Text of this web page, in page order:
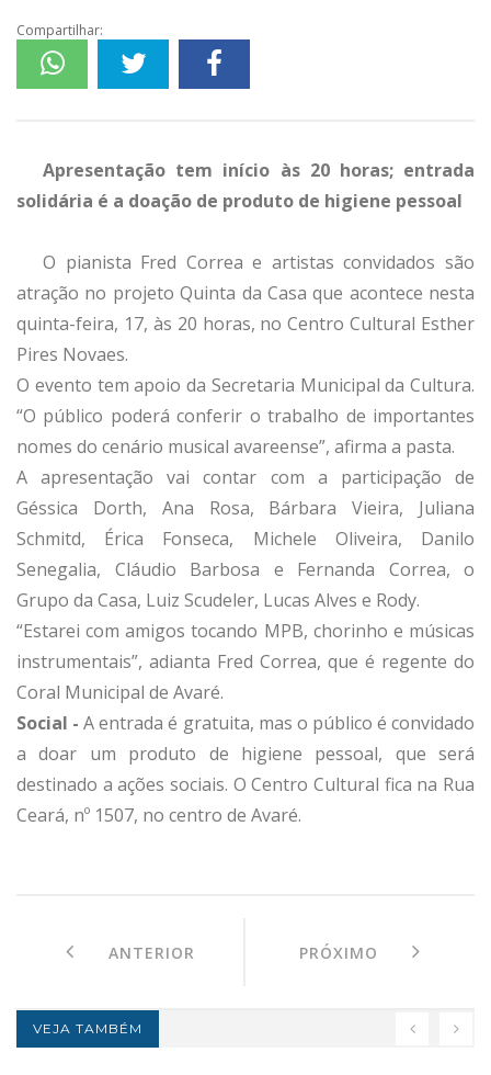
Compartilhar:
Apresentação tem início às 20 horas; entrada
solidária é a doação de produto de higiene pessoal
O pianista Fred Correa e artistas convidados são
atração no projeto Quinta da Casa que acontece nesta
quinta-feira, 17, às 20 horas, no Centro Cultural Esther
Pires Novaes.
O evento tem apoio da Secretaria Municipal da Cultura.
“O público poderá conferir o trabalho de importantes
nomes do cenário musical avareense”, afirma a pasta.
A apresentação vai contar com a participação de
Géssica Dorth, Ana Rosa, Bárbara Vieira, Juliana
Schmitd, Érica Fonseca, Michele Oliveira, Danilo
Senegalia, Cláudio Barbosa e Fernanda Correa, o
Grupo da Casa, Luiz Scudeler, Lucas Alves e Rody.
“Estarei com amigos tocando MPB, chorinho e músicas
instrumentais”, adianta Fred Correa, que é regente do
Coral Municipal de Avaré.
Social -A entrada é gratuita, mas o público é convidado
a doar um produto de higiene pessoal, que será
destinado a ações sociais. O Centro Cultural fica na Rua
Ceará, nº 1507, no centro de Avaré.
ANTERIOR PRÓXIMO
VEJA TAMBÉM